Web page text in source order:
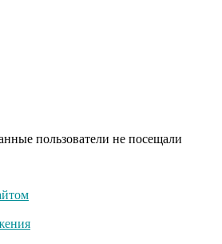
пользователи не посещали